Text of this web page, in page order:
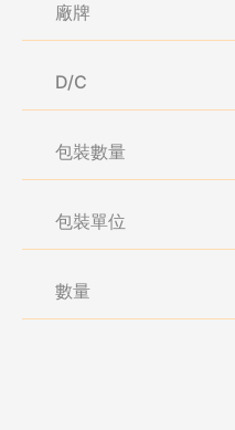
廠牌
D/C
包裝數量
包裝單位
數量